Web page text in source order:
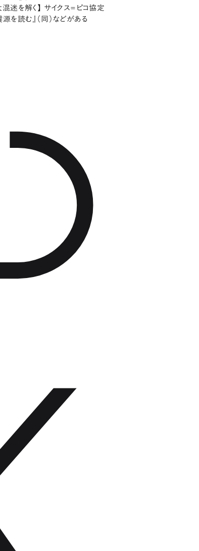
混迷を解く】 サイクス=ピコ協定
を読む』（同）などがある